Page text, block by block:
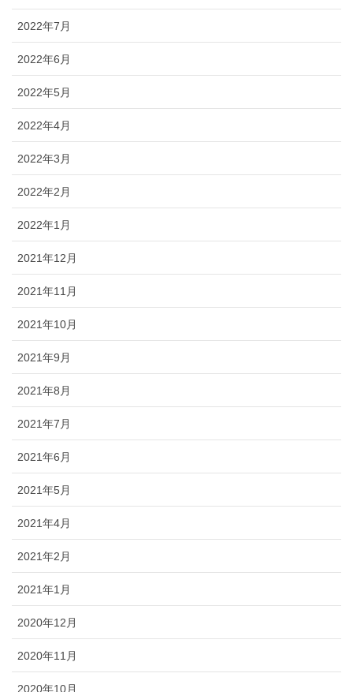
2022年7月
2022年6月
2022年5月
2022年4月
2022年3月
2022年2月
2022年1月
2021年12月
2021年11月
2021年10月
2021年9月
2021年8月
2021年7月
2021年6月
2021年5月
2021年4月
2021年2月
2021年1月
2020年12月
2020年11月
2020年10月